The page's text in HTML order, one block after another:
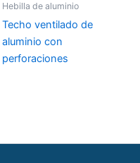
Hebilla de aluminio
Techo ventilado de
aluminio con
perforaciones